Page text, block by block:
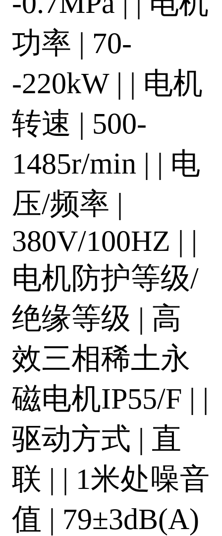
功率 | 70-
-220kW | | 电机
转速 | 500-
1485r/min | | 电
压/频率 |
380V/100HZ | |
电机防护等级/
绝缘等级 | 高
效三相稀土永
磁电机IP55/F | |
驱动方式 | 直
联 | | 1米处噪音
值 | 79±3dB(A)